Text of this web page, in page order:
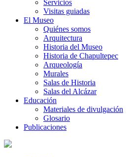
Servicios
Visitas guiadas
El Museo
Quiénes somos
Arquitectura
Historia del Museo
Historia de Chapultepec
Arqueología
Murales
Salas de Historia
Salas del Alcázar
Educación
Materiales de divulgación
Glosario
Publicaciones